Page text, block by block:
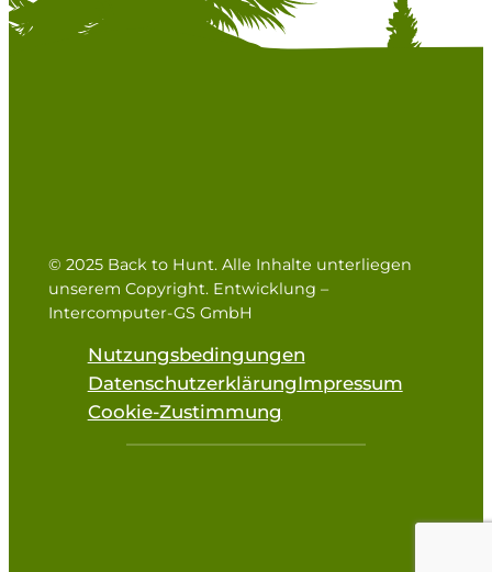
© 2025 Back to Hunt. Alle Inhalte unterliegen
unserem Copyright. Entwicklung –
Intercomputer-GS GmbH
Nutzungsbedingungen
DatenschutzerklärungImpressum
Cookie-Zustimmung